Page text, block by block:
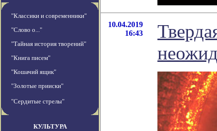
"Классики и современники"
"Слово о..."
"Тайная история творений"
"Книга писем"
"Кошачий ящик"
"Золотые прииски"
"Сердитые стрелы"
КУЛЬТУРА
10.04.2019
16:43